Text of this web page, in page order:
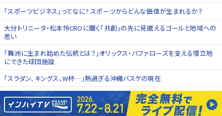
「スポーツビジネス」ってなに? スポーツからどんな価値が生まれるか？
大分トリニータ・松本怜CROに聞く「共創」の先に見据えるゴールと地域への
思い
「舞洲に生まれ始めた伝統とは？」オリックス・バファローズを支える埋立地
にできた球団施設
「スラダン、キングス、W杯…」熱過ぎる沖縄バスケの現在